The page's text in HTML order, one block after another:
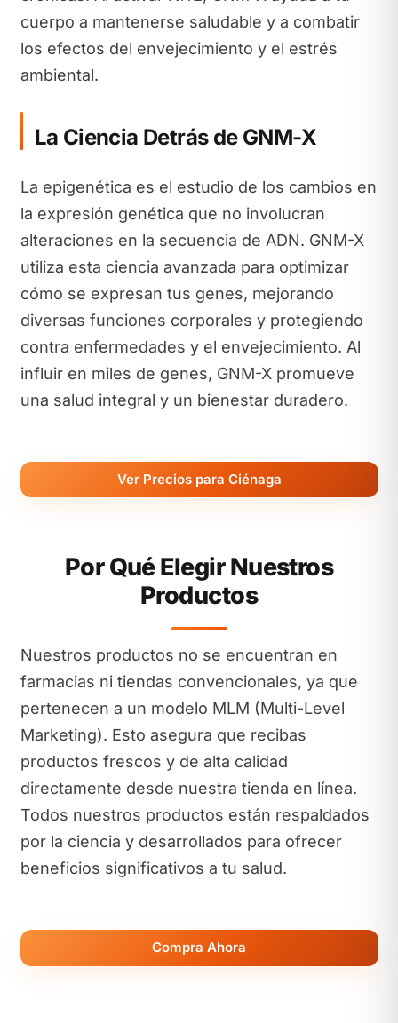
cuerpo a mantenerse saludable y a combatir
los efectos del envejecimiento y el estrés
ambiental.
La Ciencia Detrás de GNM-X
La epigenética es el estudio de los cambios en
la expresión genética que no involucran
alteraciones en la secuencia de ADN. GNM-X
utiliza esta ciencia avanzada para optimizar
cómo se expresan tus genes, mejorando
diversas funciones corporales y protegiendo
contra enfermedades y el envejecimiento. Al
influir en miles de genes, GNM-X promueve
una salud integral y un bienestar duradero.
Ver Precios para Ciénaga
Por Qué Elegir Nuestros
Productos
Nuestros productos no se encuentran en
farmacias ni tiendas convencionales, ya que
pertenecen a un modelo MLM (Multi-Level
Marketing). Esto asegura que recibas
productos frescos y de alta calidad
directamente desde nuestra tienda en línea.
Todos nuestros productos están respaldados
por la ciencia y desarrollados para ofrecer
beneficios significativos a tu salud.
Compra Ahora